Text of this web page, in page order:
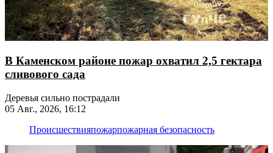
В Каменском районе пожар охватил 2,5 гектара
сливового сада
Деревья сильно пострадали
05 Авг., 2026, 16:12
Происшествияпожарпожарная безопасность